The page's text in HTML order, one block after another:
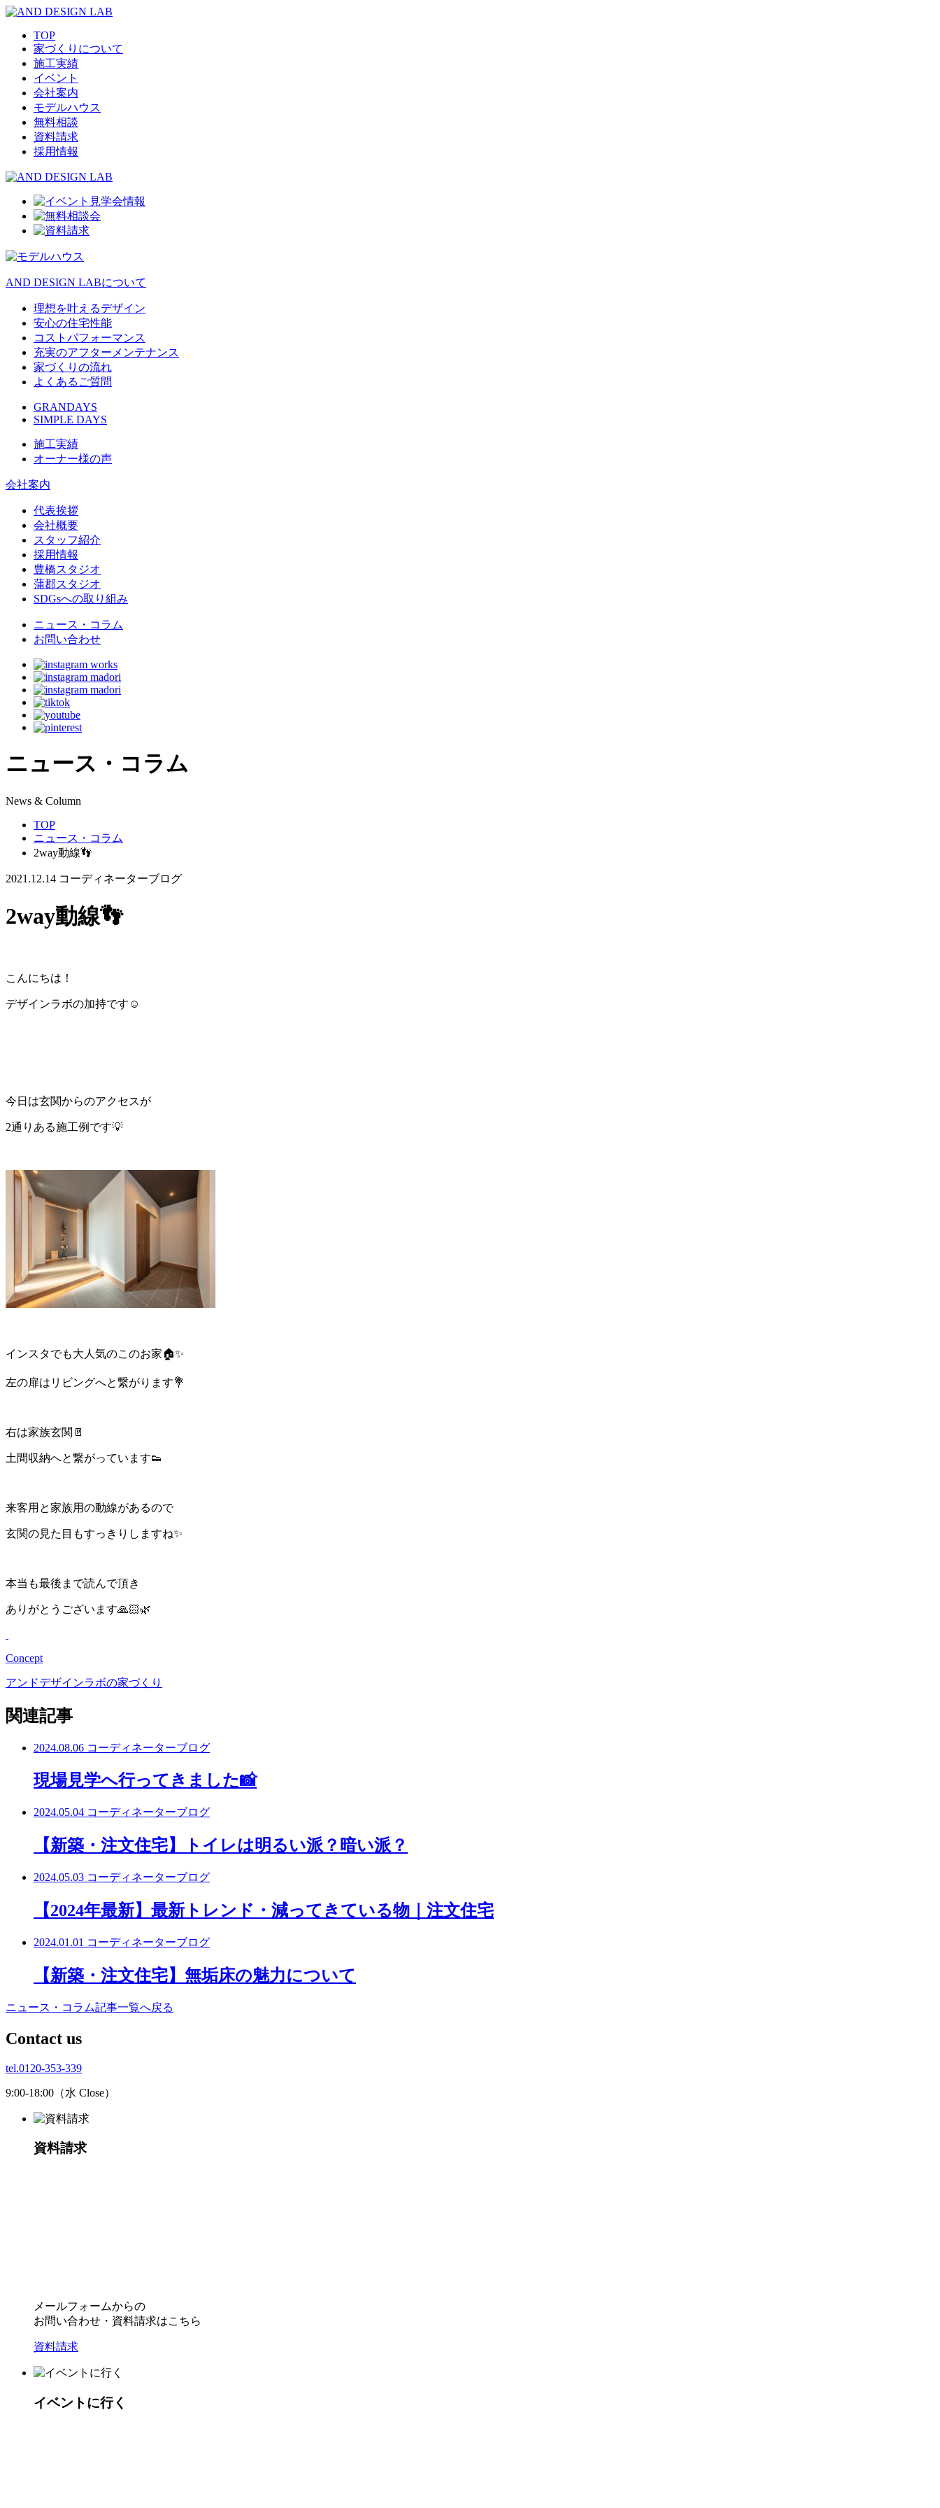
TOP
家づくりについて
施工実績
イベント
会社案内
モデルハウス
無料相談
資料請求
採用情報
AND DESIGN LABについて
理想を叶えるデザイン
安心の住宅性能
コストパフォーマンス
充実のアフターメンテナンス
家づくりの流れ
よくあるご質問
GRANDAYS
SIMPLE DAYS
施工実績
オーナー様の声
会社案内
代表挨拶
会社概要
スタッフ紹介
採用情報
豊橋スタジオ
蒲郡スタジオ
SDGsへの取り組み
ニュース・コラム
お問い合わせ
ニュース・コラム
News & Column
TOP
ニュース・コラム
2way動線👣
2021.12.14 コーディネーターブログ
2way動線👣
こんにちは！
デザインラボの加持です☺️
今日は玄関からのアクセスが
2通りある施工例です💡
インスタでも大人気のこのお家🏠✨
左の扉はリビングへと繋がります💐
右は家族玄関🚪
土間収納へと繋がっています👟
来客用と家族用の動線があるので
玄関の見た目もすっきりしますね✨
本当も最後まで読んで頂き
ありがとうございます🙏🏻🌿
Concept
アンドデザインラボの家づくり
関連記事
2024.08.06 コーディネーターブログ
現場見学へ行ってきました📸
2024.05.04 コーディネーターブログ
【新築・注文住宅】トイレは明るい派？暗い派？
2024.05.03 コーディネーターブログ
【2024年最新】最新トレンド・減ってきている物｜注文住宅
2024.01.01 コーディネーターブログ
【新築・注文住宅】無垢床の魅力について
ニュース・コラム記事一覧へ戻る
Contact us
tel.0120-353-339
9:00-18:00（水 Close）
資料請求
メールフォームからの
お問い合わせ・資料請求はこちら
資料請求
イベントに行く